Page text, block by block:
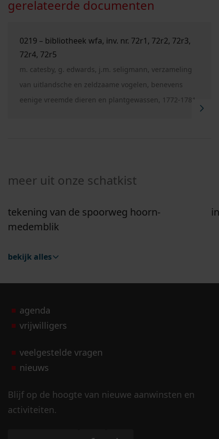
gerelateerde documenten
0219 – bibliotheek wfa, inv. nr. 72r1, 72r2, 72r3,
72r4, 72r5
m. catesby, g. edwards, j.m. seligmann, verzameling
van uitlandsche en zeldzaame vogelen, benevens
eenige vreemde dieren en plantgewassen, 1772-1781
meer uit onze schatkist
tekening van de spoorweg hoorn-
medemblik
Ga naar "Tekening van de spoorweg Hoorn-
bekijk alles
agenda
vrijwilligers
veelgestelde vragen
nieuws
Blijf op de hoogte van nieuwe aanwinsten en
activiteiten.